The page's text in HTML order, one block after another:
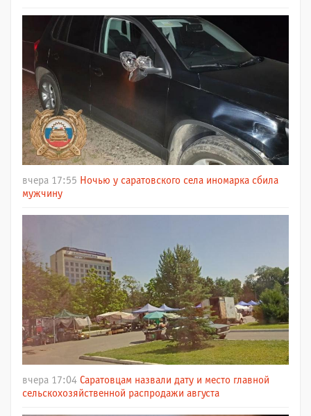
вчера 17:55 Ночью у саратовского села иномарка сбила
мужчину
вчера 17:04 Саратовцам назвали дату и место главной
сельскохозяйственной распродажи августа